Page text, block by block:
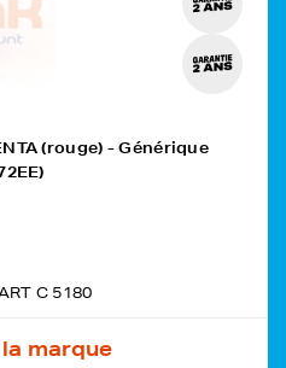
(rouge) - Générique
C 5180
marque